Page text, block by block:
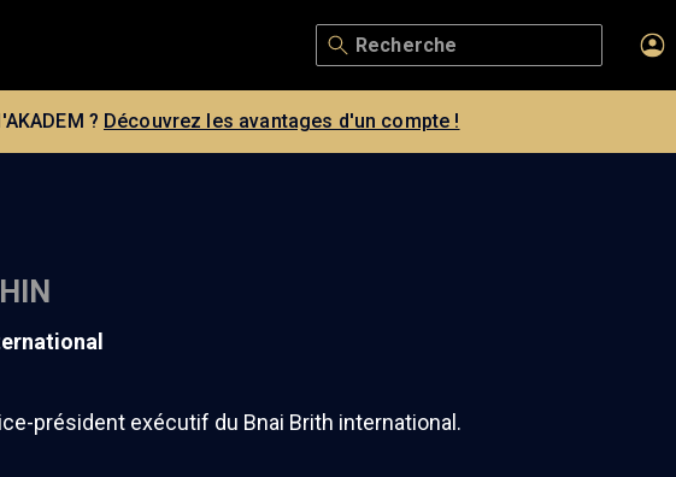
? Découvrez les avantages d'un compte !
président exécutif du Bnai Brith international.